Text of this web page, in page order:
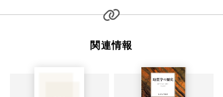
関連情報